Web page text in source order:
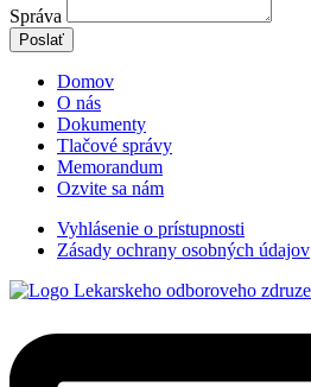
Správa
Poslať
Domov
O nás
Dokumenty
Tlačové správy
Memorandum
Ozvite sa nám
Vyhlásenie o prístupnosti
Zásady ochrany osobných údajov